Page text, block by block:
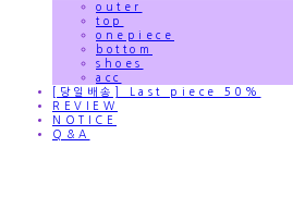
outer
top
onepiece
bottom
shoes
acc
[당일배송] Last piece 50%
REVIEW
NOTICE
Q&A